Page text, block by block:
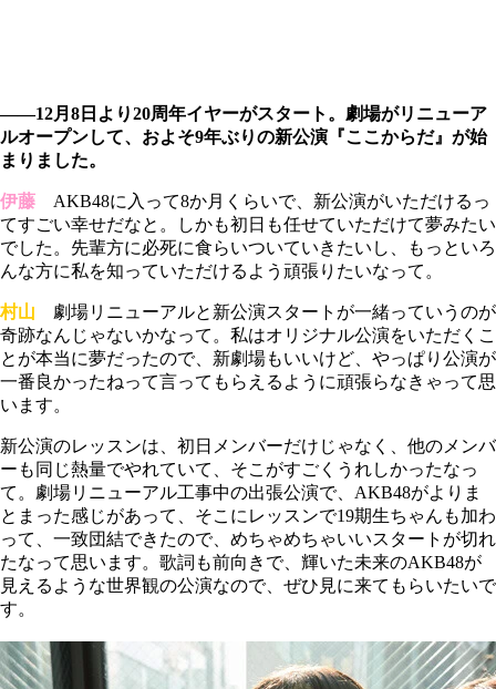
――12月8日より20周年イヤーがスタート。劇場がリニューア
ルオープンして、およそ9年ぶりの新公演『ここからだ』が始
まりました。
伊藤 AKB48に入って8か月くらいで、新公演がいただけるっ
てすごい幸せだなと。しかも初日も任せていただけて夢みたい
でした。先輩方に必死に食らいついていきたいし、もっといろ
んな方に私を知っていただけるよう頑張りたいなって。
村山 劇場リニューアルと新公演スタートが一緒っていうのが
奇跡なんじゃないかなって。私はオリジナル公演をいただくこ
とが本当に夢だったので、新劇場もいいけど、やっぱり公演が
一番良かったねって言ってもらえるように頑張らなきゃって思
います。
新公演のレッスンは、初日メンバーだけじゃなく、他のメンバ
ーも同じ熱量でやれていて、そこがすごくうれしかったなっ
て。劇場リニューアル工事中の出張公演で、AKB48がよりま
とまった感じがあって、そこにレッスンで19期生ちゃんも加わ
って、一致団結できたので、めちゃめちゃいいスタートが切れ
たなって思います。歌詞も前向きで、輝いた未来のAKB48が
見えるような世界観の公演なので、ぜひ見に来てもらいたいで
す。